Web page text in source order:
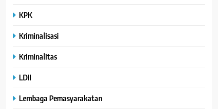
KPK
Kriminalisasi
Kriminalitas
LDII
Lembaga Pemasyarakatan